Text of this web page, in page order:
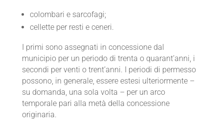
colombari e sarcofagi;
cellette per resti e ceneri.
I primi sono assegnati in concessione dal
municipio per un periodo di trenta o quarant’anni, i
secondi per venti o trent’anni. I periodi di permesso
possono, in generale, essere estesi ulteriormente –
su domanda, una sola volta – per un arco
temporale pari alla metà della concessione
originaria.